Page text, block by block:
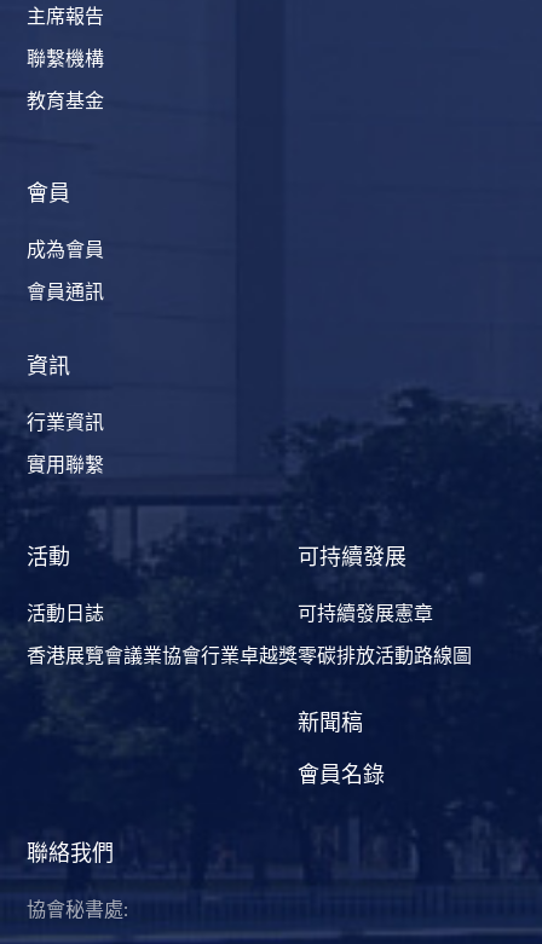
主席報告
聯繫機構
教育基金
會員
成為會員
會員通訊
資訊
行業資訊
實用聯繫
活動
活動日誌
香港展覽會議業協會行業卓越獎
可持續發展
可持續發展憲章
零碳排放活動路線圖
新聞稿
會員名錄
聯絡我們
協會秘書處: